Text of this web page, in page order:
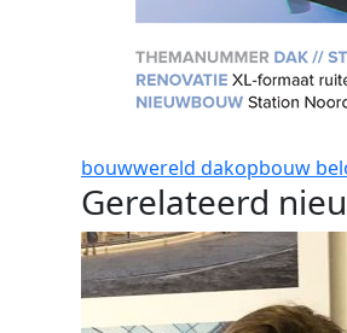
bouwwereld dakopbouw
Gerelateerd